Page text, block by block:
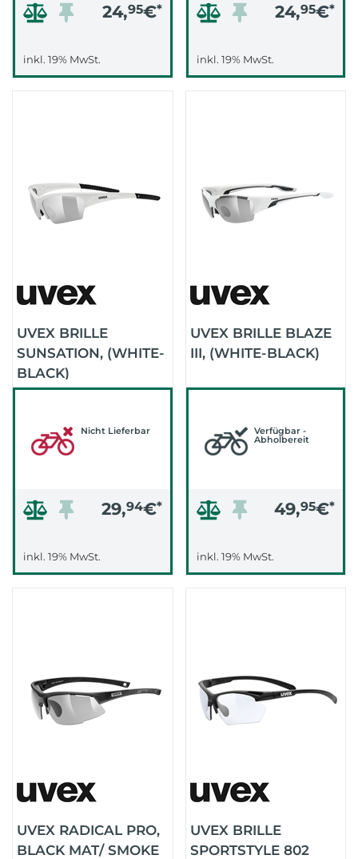
24,95€*
inkl. 19% MwSt.
24,95€*
inkl. 19% MwSt.
UVEX BRILLE
SUNSATION, (WHITE-
BLACK)
Nicht Lieferbar
29,94€*
inkl. 19% MwSt.
UVEX BRILLE BLAZE
III, (WHITE-BLACK)
Verfügbar -
Abholbereit
49,95€*
inkl. 19% MwSt.
UVEX RADICAL PRO,
BLACK MAT/ SMOKE
UVEX BRILLE
SPORTSTYLE 802